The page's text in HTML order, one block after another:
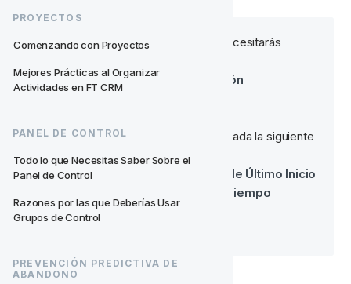
PROYECTOS
Comenzando con Proyectos
Mejores Prácticas al Organizar
Actividades en FT CRM
PANEL DE CONTROL
Todo lo que Necesitas Saber Sobre el
Panel de Control
Razones por las que Deberías Usar
Grupos de Control
PREVENCIÓN PREDICTIVA DE
ABANDONO
Para aprovechar esta plantilla, necesitarás
Eventos de Inicio de Sesión
También necesitarás tener habilitada la siguiente
segmentación:
Segmentación de Fecha de Último Inicio
de Sesión con la opción Tiempo
Transcurrido habilitada